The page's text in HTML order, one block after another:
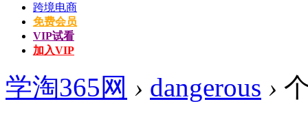
跨境电商
免费会员
VIP试看
加入VIP
学淘365网 › dangerous ›